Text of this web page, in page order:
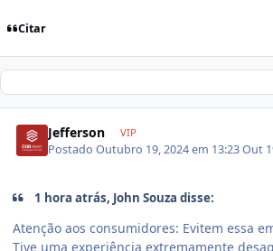
Citar
Jefferson VIP
PostadoOutubro 19, 2024 em 13:23Out
1 hora atrás, John Souza disse:
Atenção aos consumidores: Evitem essa
Tive uma experiência extremamente